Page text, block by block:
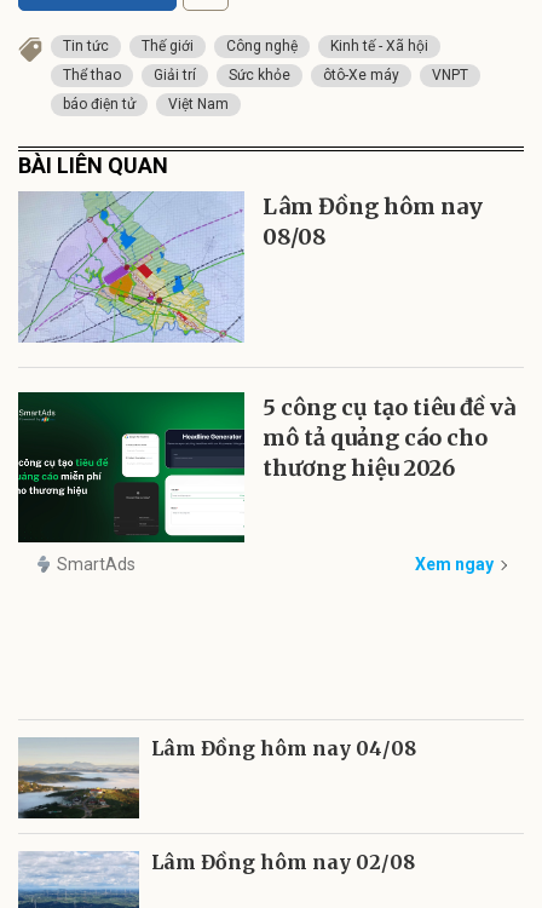
Tin tức Thế giới Công nghệ
Kinh tế - Xã hội
Thể thao
Giải trí Sức khỏe ôtô-Xe máy
VNPT
báo điện tử
Việt Nam
BÀI LIÊN QUAN
Lâm Đồng hôm nay
08/08
5 công cụ tạo tiêu đề và
mô tả quảng cáo cho
thương hiệu 2026
SmartAds Xem ngay
Lâm Đồng hôm nay 04/08
Lâm Đồng hôm nay 02/08